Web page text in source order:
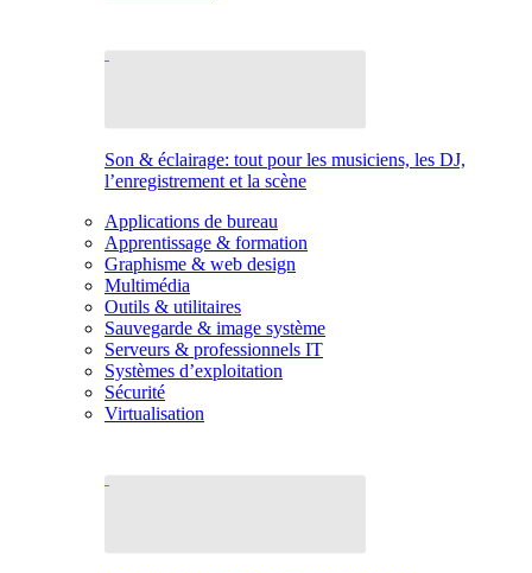
Son & éclairage: tout pour les musiciens, les DJ,
l’enregistrement et la scène
Applications de bureau
Apprentissage & formation
Graphisme & web design
Multimédia
Outils & utilitaires
Sauvegarde & image système
Serveurs & professionnels IT
Systèmes d’exploitation
Sécurité
Virtualisation